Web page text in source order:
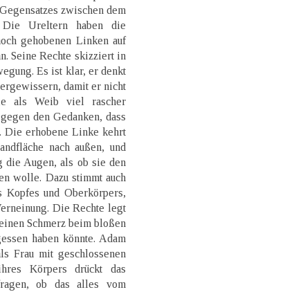
zwischen dem
Die Ureltern haben die
gehobenen Linken auf
Seine Rechte skizziert in
Es ist klar, er denkt
damit er nicht
als Weib viel rascher
den Gedanken, dass
Die erhobene Linke kehrt
nach außen, und
die Augen, als ob sie den
wolle. Dazu stimmt auch
Kopfes und Oberkörpers,
Die Rechte legt
Schmerz beim bloßen
haben könnte. Adam
Frau mit geschlossenen
Körpers drückt das
ob das alles vom